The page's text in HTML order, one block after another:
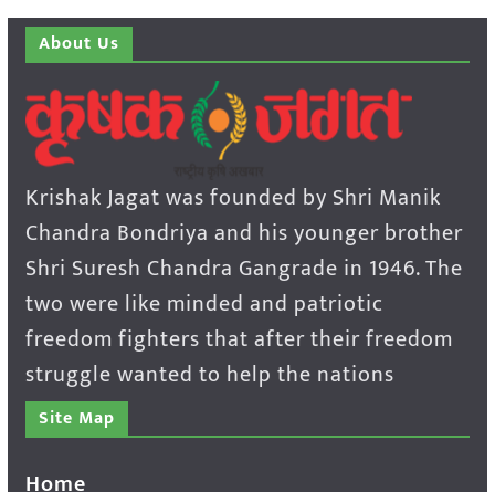
About Us
Krishak Jagat was founded by Shri Manik
Chandra Bondriya and his younger brother
Shri Suresh Chandra Gangrade in 1946. The
two were like minded and patriotic
freedom fighters that after their freedom
struggle wanted to help the nations
Site Map